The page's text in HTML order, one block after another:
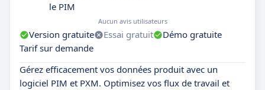
le PIM
Aucun avis utilisateurs
Version gratuite Essai gratuit
Démo gratuite
Tarif sur demande
Gérez efficacement vos données produit avec un
logiciel PIM et PXM. Optimisez vos flux de travail et